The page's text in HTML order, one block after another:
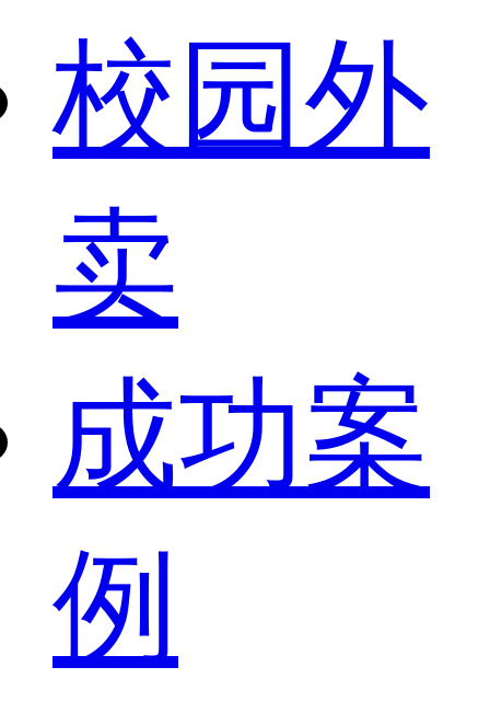
校园外
卖
成功案
例